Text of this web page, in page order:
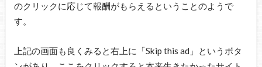
のクリックに応じて報酬がもらえるということのようで
す。
上記の画面も良くみると右上に「Skip this ad」というボタ